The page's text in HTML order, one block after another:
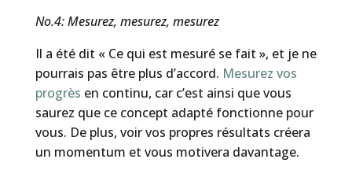
No.4: Mesurez, mesurez, mesurez
Il a été dit « Ce qui est mesuré se fait », et je ne
pourrais pas être plus d’accord. Mesurez vos
progrès en continu, car c’est ainsi que vous
saurez que ce concept adapté fonctionne pour
vous. De plus, voir vos propres résultats créera
un momentum et vous motivera davantage.